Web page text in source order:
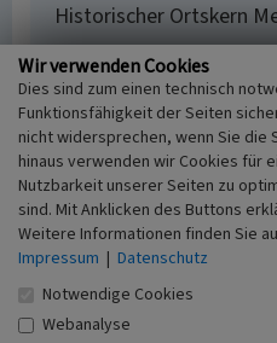
Historischer Ortskern
Schlagwörter
Ortskern Dorfkern
Fachsicht(en)
Kulturlandschaftspflege,
Erfassungsmaßstab
i.d.R. 1:5.000 (größer als
Erfassungsmethode
Literaturauswertung,
kartierung
Historischer Zeitraum
Beginn 835
Wir verwenden Cookies
Dies sind zum einen technisch
Funktionsfähigkeit der Seiten
nicht widersprechen, wenn Sie die
hinaus verwenden wir Cookies für
Nutzbarkeit unserer Seiten zu
sind. Mit Anklicken des Buttons
Weitere Informationen finden Sie
Impressum | Datenschutz
Notwendige Cookies
Webanalyse